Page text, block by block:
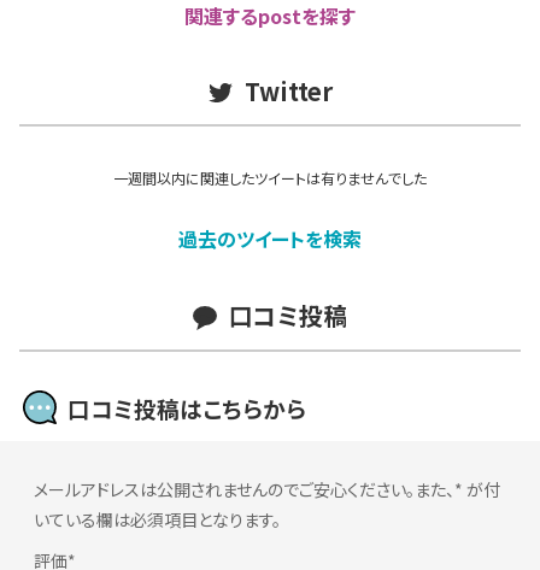
関連するpostを探す
Twitter
一週間以内に関連したツイートは有りませんでした
過去のツイートを検索
口コミ投稿
口コミ投稿はこちらから
メールアドレスは公開されませんのでご安心ください。また、* が付
いている欄は必須項目となります。